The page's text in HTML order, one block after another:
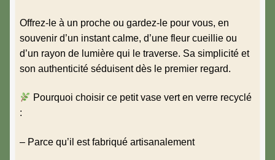
Offrez-le à un proche ou gardez-le pour vous, en
souvenir d’un instant calme, d’une fleur cueillie ou
d’un rayon de lumière qui le traverse. Sa simplicité et
son authenticité séduisent dès le premier regard.
Pourquoi choisir ce petit vase vert en verre recyclé
:
– Parce qu’il est fabriqué artisanalement